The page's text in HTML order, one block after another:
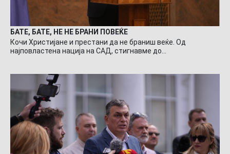
БАТЕ, БАТЕ, НЕ НЕ БРАНИ ПОВЕЌЕ
Кочи Христијане и престани да не браниш веќе. Од
најповластена нација на САД, стигнавме до…